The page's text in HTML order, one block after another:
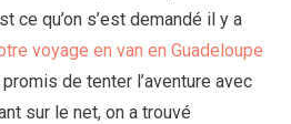
ce qu’on s’est demandé il y a
voyage en van en Guadeloupe
de tenter l’aventure avec
sur le net, on a trouvé